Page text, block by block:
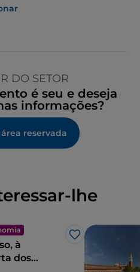
DO SETOR
é seu e deseja
informações?
reservada
lhe
Gosto
à
dos